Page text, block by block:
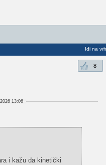
Idi na vrh
8
13:06
i kažu da kinetički